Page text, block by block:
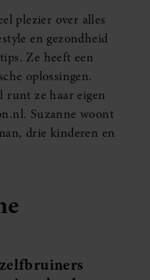
plezier over alles
en gezondheid
Ze heeft een
oplossingen.
runt ze haar eigen
Suzanne woont
drie kinderen en